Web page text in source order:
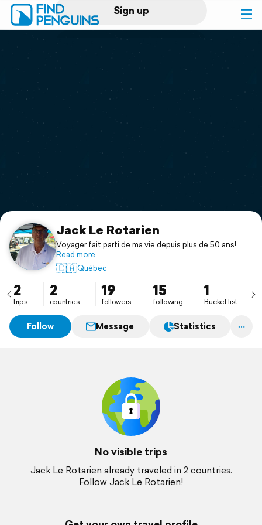
Sign up
Log in
Print a book
Flyover video
Support
Jack Le Rotarien
Voyager fait parti de ma vie depuis plus de 50 ans!
Lucie et moi, avons toujours rêvé d'aller vers l'ouest et
visité notre beau pays, le Canada!
Nous voilà parti pour 2 mois avec notre nouveau VR
Winnebago! Peut-être seulement des photos et
textes!
Read more
🇨🇦Québec
2
trips
2
countries
19
followers
15
following
1
Bucket list
Follow Message Statistics
No visible trips
Jack Le Rotarien already traveled in 2 countries.
Follow Jack Le Rotarien!